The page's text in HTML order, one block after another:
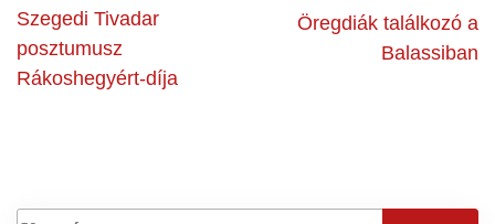
Szegedi Tivadar
posztumusz
Rákoshegyért-díja
Öregdiák találkozó a
Balassiban